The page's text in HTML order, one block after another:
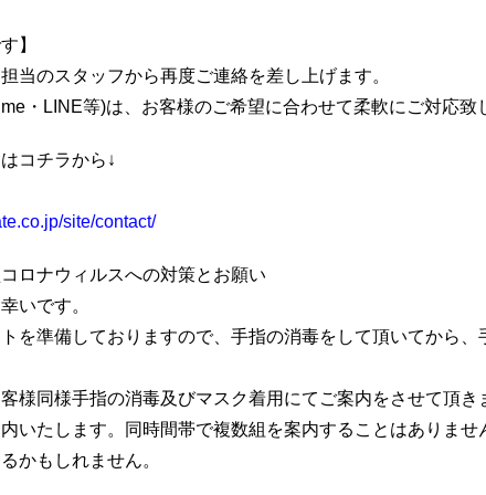
】
当のスタッフから再度ご連絡を差し上げます。
・LINE等)は、お客様のご希望に合わせて柔軟にご対応致
コチラから↓
site/contact/
ロナウィルスへの対策とお願い
いです。
を準備しておりますので、手指の消毒をして頂いてから、
様同様手指の消毒及びマスク着用にてご案内をさせて頂き
いたします。同時間帯で複数組を案内することはありませ
かもしれません。